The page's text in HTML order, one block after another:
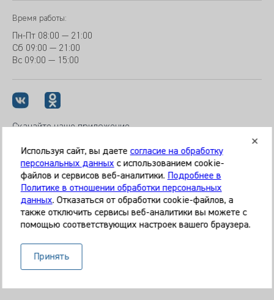
Время работы:
Пн-Пт 08:00 — 21:00
Сб 09:00 — 21:00
Вс 09:00 — 15:00
Скачайте наше приложение
© 2026 Клиника «МЕДИКАЛ ОН ГРУП»
Все права защищены
Информация, представленная на сайте, является
постановки диагноза, назначения лечения. Необходима
очная консультация специалиста. Используя данный сайт,
вы даёте согласие на обработку ваших данных сервисом
Используя сайт, вы даете согласие на обработку
персональных данныхс использованием cookie-
файлов и сервисов веб-аналитики. Подробнее в
Политике в отношении обработки персональных
данных. Отказаться от обработки cookie-файлов, а
также отключить сервисы веб-аналитики вы можете с
помощью соответствующих настроек вашего браузера.
Принять